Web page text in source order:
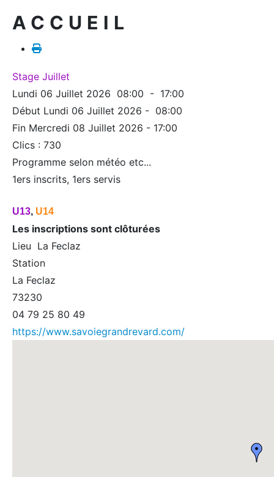
ACCUEIL
Stage Juillet
Lundi 06 Juillet 2026 08:00 - 17:00
Début Lundi 06 Juillet 2026 - 08:00
Fin Mercredi 08 Juillet 2026 - 17:00
Clics : 730
Programme selon météo etc...
1ers inscrits, 1ers servis
U13, U14
Les inscriptions sont clôturées
Lieu La Feclaz
Station
La Feclaz
73230
04 79 25 80 49
https://www.savoiegrandrevard.com/